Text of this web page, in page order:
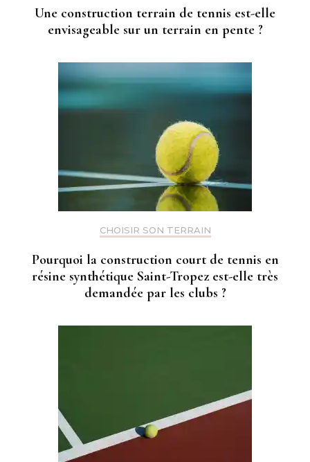
Une construction terrain de tennis est-elle
envisageable sur un terrain en pente ?
CHOISIR SON TERRAIN
Pourquoi la construction court de tennis en
résine synthétique Saint-Tropez est-elle très
demandée par les clubs ?